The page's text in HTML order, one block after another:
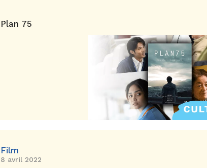
Plan 75
Film
8 avril 2022